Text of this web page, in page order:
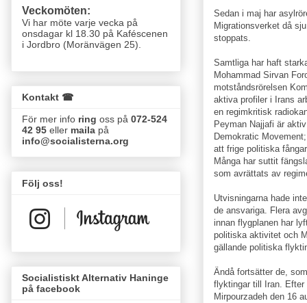
Sedan i maj har
Migrationsverket då
stoppats.
Samtliga har haft
Mohammad Sirvan
motståndsrörelsen
aktiva profiler i Irans
en regimkritisk
Peyman Najjafi är
Demokratic
att frige politiska
Många har suttit
som avrättats av
Utvisningarna hade
de ansvariga. Flera
innan flygplanen har
politiska aktivitet och
gällande politiska
Ändå fortsätter de,
flyktingar till Iran. Efter
Mirpourzadeh den 16
Veckomöten:
Vi har möte varje vecka på
onsdagar kl 18.30 på Kaféscenen
i Jordbro (Moränvägen 25)
Kontakt ☎
För mer info ring oss på 072-524
42 95 eller maila på
info@socialisterna.org
Följ oss!
Socialistiskt Alternativ Haninge
på facebook